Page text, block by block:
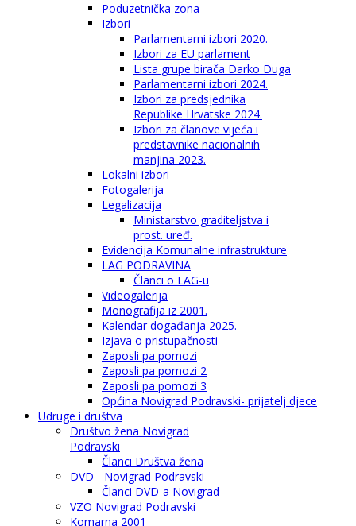
Poduzetnička zona
Izbori
Parlamentarni izbori 2020.
Izbori za EU parlament
Lista grupe birača Darko Duga
Parlamentarni izbori 2024.
Izbori za predsjednika
Republike Hrvatske 2024.
Izbori za članove vijeća i
predstavnike nacionalnih
manjina 2023.
Lokalni izbori
Fotogalerija
Legalizacija
Ministarstvo graditeljstva i
prost. uređ.
Evidencija Komunalne infrastrukture
LAG PODRAVINA
Članci o LAG-u
Videogalerija
Monografija iz 2001.
Kalendar događanja 2025.
Izjava o pristupačnosti
Zaposli pa pomozi
Zaposli pa pomozi 2
Zaposli pa pomozi 3
Općina Novigrad Podravski- prijatelj djece
Udruge i društva
Društvo žena Novigrad
Podravski
Članci Društva žena
DVD - Novigrad Podravski
Članci DVD-a Novigrad
VZO Novigrad Podravski
Komarna 2001